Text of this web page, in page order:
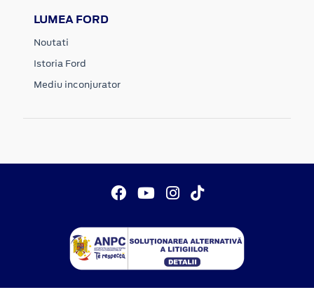
LUMEA FORD
Noutati
Istoria Ford
Mediu inconjurator